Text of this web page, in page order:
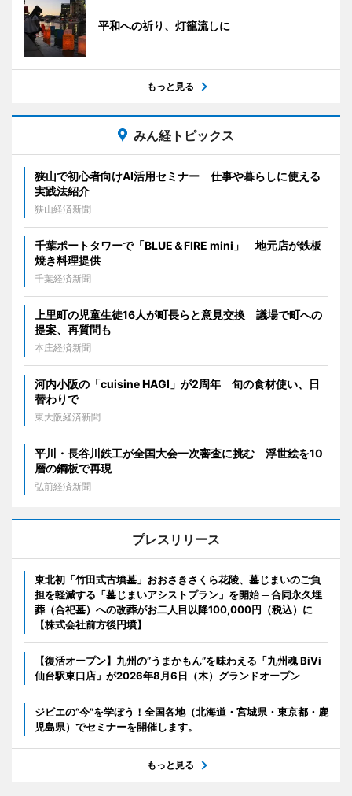
平和への祈り、灯籠流しに
もっと見る
みん経トピックス
狭山で初心者向けAI活用セミナー 仕事や暮らしに使える
実践法紹介
狭山経済新聞
千葉ポートタワーで「BLUE＆FIRE mini」 地元店が鉄板
焼き料理提供
千葉経済新聞
上里町の児童生徒16人が町長らと意見交換 議場で町への
提案、再質問も
本庄経済新聞
河内小阪の「cuisine HAGI」が2周年 旬の食材使い、日
替わりで
東大阪経済新聞
平川・長谷川鉄工が全国大会一次審査に挑む 浮世絵を10
層の鋼板で再現
弘前経済新聞
プレスリリース
東北初「竹田式古墳墓」おおさきさくら花陵、墓じまいのご負
担を軽減する「墓じまいアシストプラン」を開始 ─ 合同永久埋
葬（合祀墓）への改葬がお二人目以降100,000円（税込）に
【株式会社前方後円墳】
【復活オープン】九州の”うまかもん”を味わえる「九州魂 BiVi
仙台駅東口店」が2026年8月6日（木）グランドオープン
ジビエの“今”を学ぼう！全国各地（北海道・宮城県・東京都・鹿
児島県）でセミナーを開催します。
もっと見る